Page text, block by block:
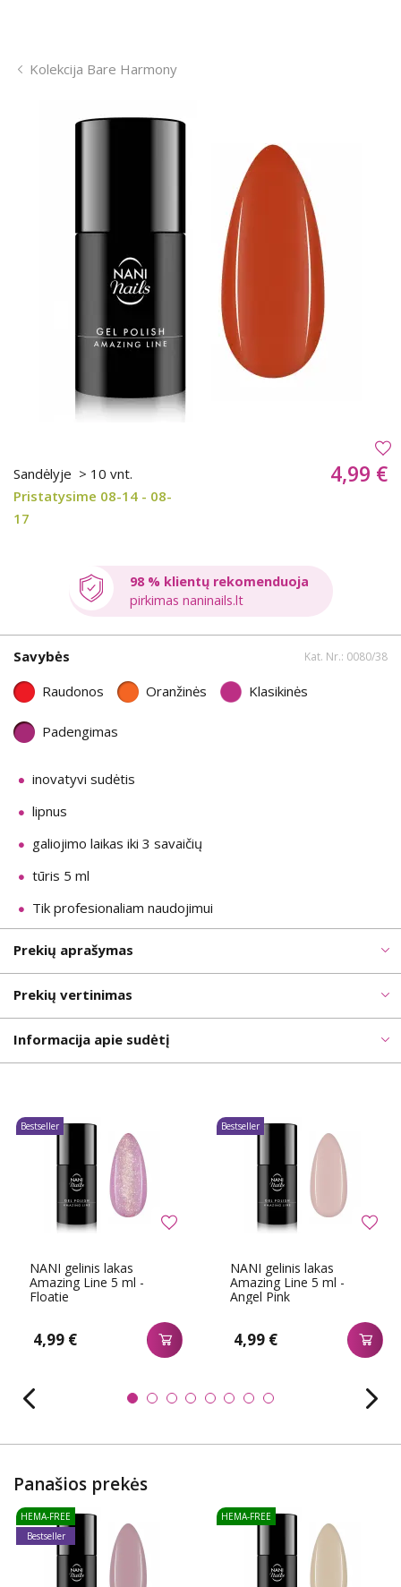
Kolekcija Bare Harmony
Sandėlyje > 10 vnt.
Pristatysime 08-14 - 08-
17
4,99 €
98 % klientų rekomenduoja
pirkimas naninails.lt
Savybės Kat. Nr.: 0080/38
Raudonos Oranžinės Klasikinės
Padengimas
inovatyvi sudėtis
lipnus
galiojimo laikas iki 3 savaičių
tūris 5 ml
Tik profesionaliam naudojimui
Prekių aprašymas
Prekių vertinimas
Informacija apie sudėtį
NANI gelinis lakas
Amazing Line 5 ml -
Floatie
4,99 €
Bestseller
NANI gelinis lakas
Amazing Line 5 ml -
Angel Pink
4,99 €
Bestseller
Panašios prekės
HEMA-FREE
Bestseller
HEMA-FREE